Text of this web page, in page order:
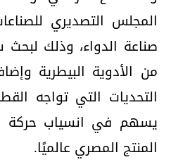
المجلس التصديري
صناعة الدواء، وذلك
من الأدوية البيطرية
التحديات التي تواجه
يسهم في انسياب حركة
المنتج المصري عالميًا.